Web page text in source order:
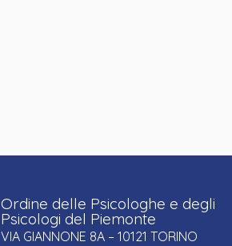
Ordine delle Psicologhe e degli
Psicologi del Piemonte
VIA GIANNONE 8A – 10121 TORINO